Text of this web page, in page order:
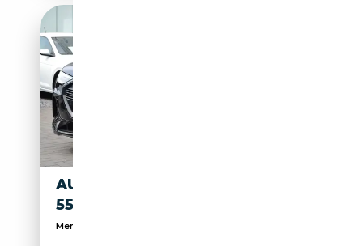
AUDI Q8 E-TRON Q8 E-TRON
55 QUATTRO "S-LINE"
Memory * ACC * Head-up * Trekhaak